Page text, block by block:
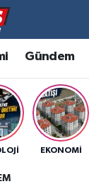
Gündem
EKONOMI
Durumu ve